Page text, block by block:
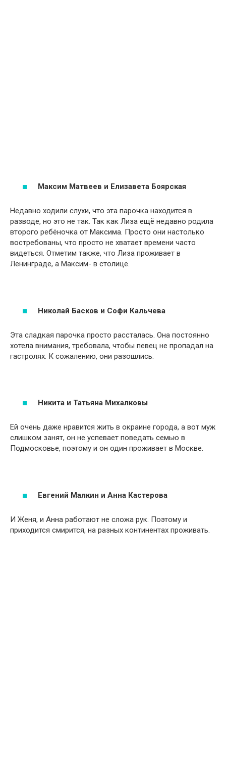
Максим Матвеев и Елизавета Боярская
Недавно ходили слухи, что эта парочка находится в
разводе, но это не так. Так как Лиза ещё недавно родила
второго ребёночка от Максима. Просто они настолько
востребованы, что просто не хватает времени часто
видеться. Отметим также, что Лиза проживает в
Ленинграде, а Максим- в столице.
Николай Басков и Софи Кальчева
Эта сладкая парочка просто рассталась. Она постоянно
хотела внимания, требовала, чтобы певец не пропадал на
гастролях. К сожалению, они разошлись.
Никита и Татьяна Михалковы
Ей очень даже нравится жить в окраине города, а вот муж
слишком занят, он не успевает поведать семью в
Подмосковье, поэтому и он один проживает в Москве.
Евгений Малкин и Анна Кастерова
И Женя, и Анна работают не сложа рук. Поэтому и
приходится смирится, на разных континентах проживать.